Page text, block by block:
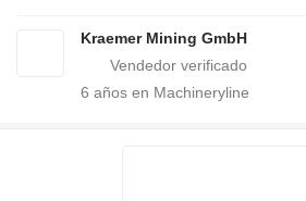
Kraemer Mining GmbH
6 años en Machineryline